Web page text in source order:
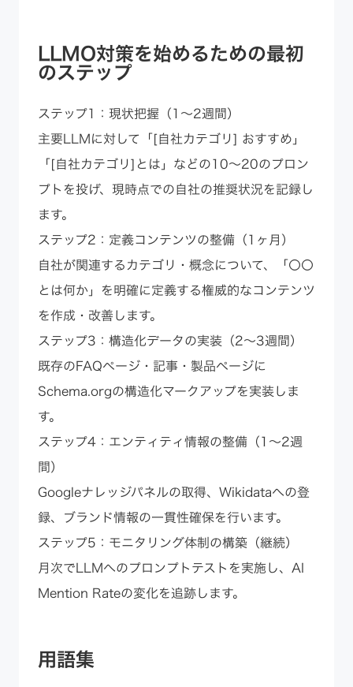
LLMO対策を始めるための最初
のステップ
ステップ1：現状把握（1〜2週間）
主要LLMに対して「[自社カテゴリ] おすすめ」
「[自社カテゴリ]とは」などの10〜20のプロン
プトを投げ、現時点での自社の推奨状況を記録し
ます。
ステップ2：定義コンテンツの整備（1ヶ月）
自社が関連するカテゴリ・概念について、「〇〇
とは何か」を明確に定義する権威的なコンテンツ
を作成・改善します。
ステップ3：構造化データの実装（2〜3週間）
既存のFAQページ・記事・製品ページに
Schema.orgの構造化マークアップを実装しま
す。
ステップ4：エンティティ情報の整備（1〜2週
間）
Googleナレッジパネルの取得、Wikidataへの登
録、ブランド情報の一貫性確保を行います。
ステップ5：モニタリング体制の構築（継続）
月次でLLMへのプロンプトテストを実施し、AI
Mention Rateの変化を追跡します。
用語集